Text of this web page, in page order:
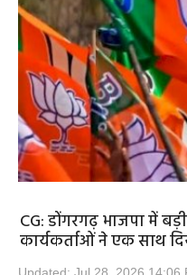
CG: डोंगरगढ़ भाजपा में
कार्यकर्ताओं ने एक साथ